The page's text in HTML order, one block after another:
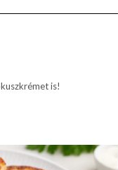
is!